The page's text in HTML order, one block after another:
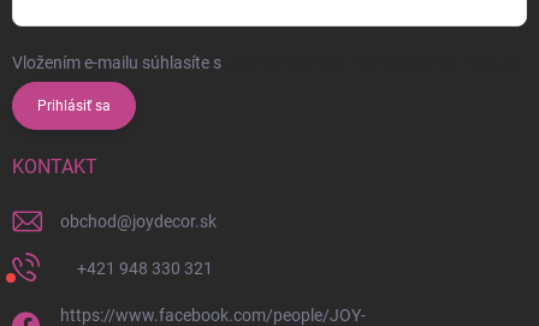
Vložením e-mailu súhlasíte s
Prihlásiť sa
KONTAKT
obchod@joydecor.sk
+421 948 330 321
https://www.facebook.com/people/JOY-